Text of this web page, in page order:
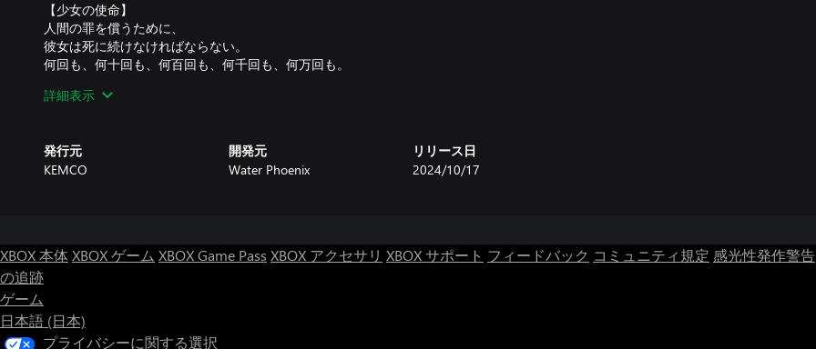
【少女の使命】
人間の罪を償うために、
彼女は死に続けなければならない。
何回も、何十回も、何百回も、何千回も、何万回も。
息絶えては生き返る。
詳細表示
発行元
KEMCO
開発元
Water Phoenix
リリース日
2024/10/17
XBOX 本体XBOX ゲーム XBOX Game Pass XBOX アクセサリ XBOX サポート フィードバック コミュニティ規定 感光性発作警告
の追跡
ゲーム
日本語 (日本)
プライバシーに関する選択